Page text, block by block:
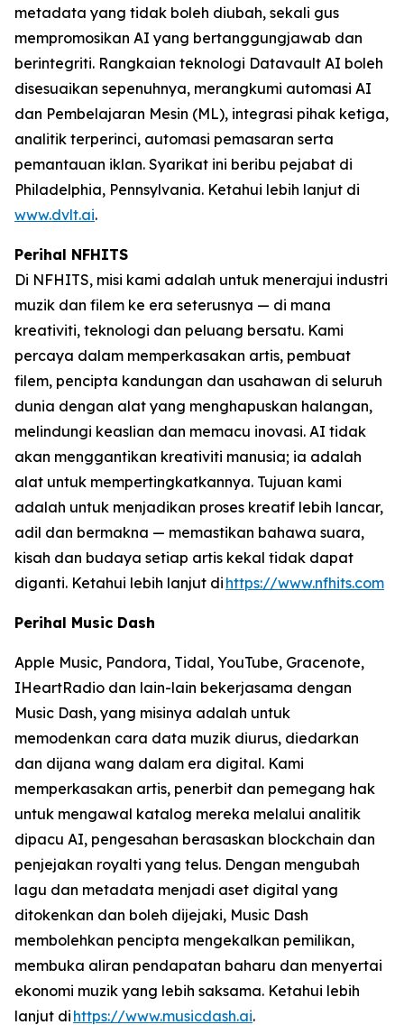
metadata yang tidak boleh diubah, sekali gus
mempromosikan AI yang bertanggungjawab dan
berintegriti. Rangkaian teknologi Datavault AI boleh
disesuaikan sepenuhnya, merangkumi automasi AI
dan Pembelajaran Mesin (ML), integrasi pihak ketiga,
analitik terperinci, automasi pemasaran serta
pemantauan iklan. Syarikat ini beribu pejabat di
Philadelphia, Pennsylvania. Ketahui lebih lanjut di
www.dvlt.ai.
Perihal NFHITS
Di NFHITS, misi kami adalah untuk menerajui industri
muzik dan filem ke era seterusnya — di mana
kreativiti, teknologi dan peluang bersatu. Kami
percaya dalam memperkasakan artis, pembuat
filem, pencipta kandungan dan usahawan di seluruh
dunia dengan alat yang menghapuskan halangan,
melindungi keaslian dan memacu inovasi. AI tidak
akan menggantikan kreativiti manusia; ia adalah
alat untuk mempertingkatkannya. Tujuan kami
adalah untuk menjadikan proses kreatif lebih lancar,
adil dan bermakna — memastikan bahawa suara,
kisah dan budaya setiap artis kekal tidak dapat
diganti. Ketahui lebih lanjut di https://www.nfhits.com
Perihal Music Dash
Apple Music, Pandora, Tidal, YouTube, Gracenote,
IHeartRadio dan lain-lain bekerjasama dengan
Music Dash, yang misinya adalah untuk
memodenkan cara data muzik diurus, diedarkan
dan dijana wang dalam era digital. Kami
memperkasakan artis, penerbit dan pemegang hak
untuk mengawal katalog mereka melalui analitik
dipacu AI, pengesahan berasaskan blockchain dan
penjejakan royalti yang telus. Dengan mengubah
lagu dan metadata menjadi aset digital yang
ditokenkan dan boleh dijejaki, Music Dash
membolehkan pencipta mengekalkan pemilikan,
membuka aliran pendapatan baharu dan menyertai
ekonomi muzik yang lebih saksama. Ketahui lebih
lanjut di https://www.musicdash.ai.